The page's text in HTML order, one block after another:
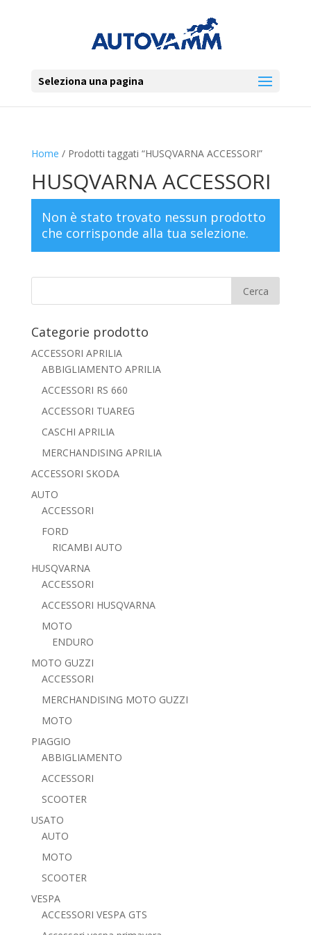
Seleziona una pagina
Home / Prodotti taggati “HUSQVARNA ACCESSORI”
HUSQVARNA ACCESSORI
Non è stato trovato nessun prodotto
che corrisponde alla tua selezione.
Categorie prodotto
ACCESSORI APRILIA
ABBIGLIAMENTO APRILIA
ACCESSORI RS 660
ACCESSORI TUAREG
CASCHI APRILIA
MERCHANDISING APRILIA
ACCESSORI SKODA
AUTO
ACCESSORI
FORD
RICAMBI AUTO
HUSQVARNA
ACCESSORI
ACCESSORI HUSQVARNA
MOTO
ENDURO
MOTO GUZZI
ACCESSORI
MERCHANDISING MOTO GUZZI
MOTO
PIAGGIO
ABBIGLIAMENTO
ACCESSORI
SCOOTER
USATO
AUTO
MOTO
SCOOTER
VESPA
ACCESSORI VESPA GTS